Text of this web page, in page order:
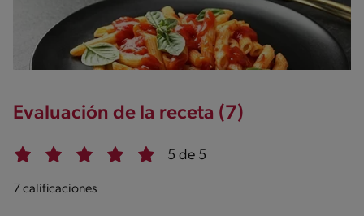
Evaluación de la receta (7)
5 de 5
7 calificaciones